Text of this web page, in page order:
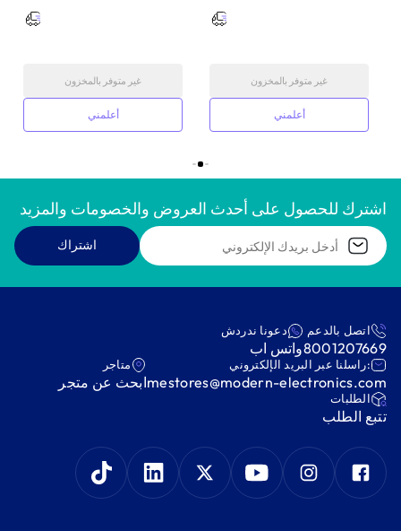
غير متوفر بالمخزون
أعلمني
غير متوفر بالمخزون
أعلمني
اشترك للحصول على أحدث العروض والخصومات والمزيد
اشتراك
اتصل بالدعم
8001207669
دعونا ندردش
واتس اب
:راسلنا عبر البريد الإلكتروني
mestores@modern-electronics.com
متاجر
ابحث عن متجر
‫الطلبات‬
‫تتبع الطلب‬